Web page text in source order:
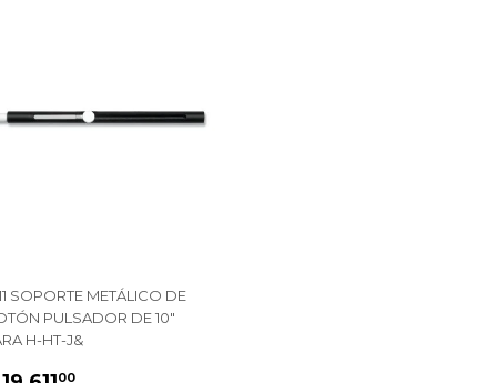
SOPORTE METÁLICO DE
PULSADOR DE 10"
H-HT-J&
00